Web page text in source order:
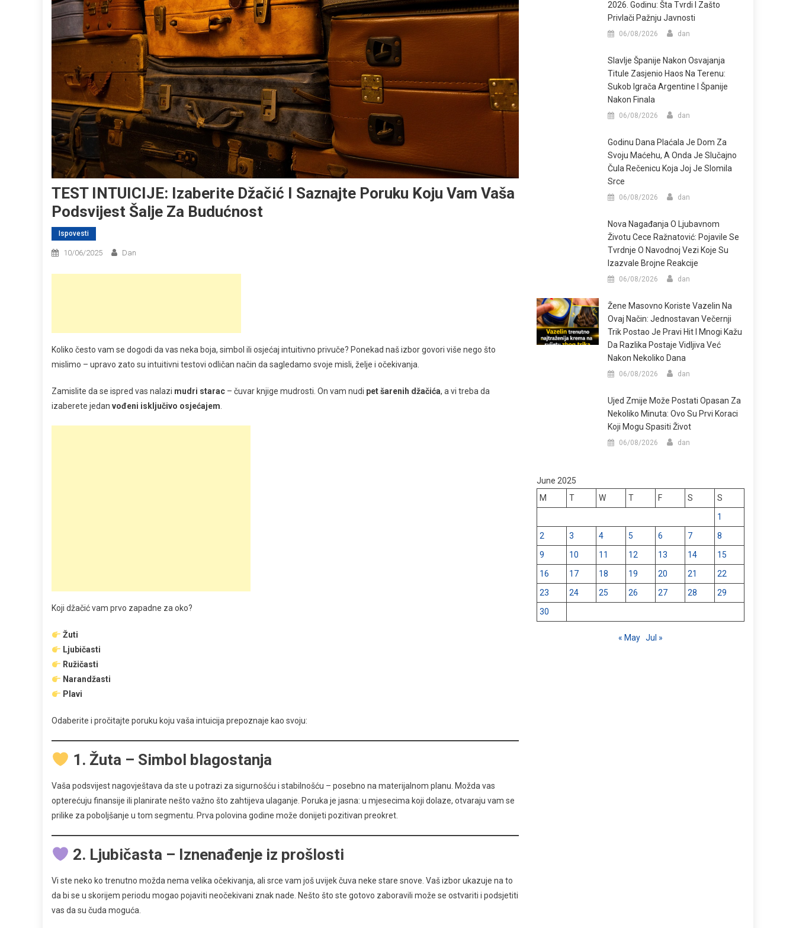
TEST INTUICIJE: Izaberite Džačić I Saznajte Poruku Koju Vam Vaša
Podsvijest Šalje Za Budućnost
Ispovesti
10/06/2025 Dan
Koliko često vam se dogodi da vas neka boja, simbol ili osjećaj intuitivno privuče? Ponekad naš izbor govori više nego što
mislimo – upravo zato su intuitivni testovi odličan način da sagledamo svoje misli, želje i očekivanja.
Zamislite da se ispred vas nalazi mudri starac – čuvar knjige mudrosti. On vam nudi pet šarenih džačića, a vi treba da
izaberete jedan vođeni isključivo osjećajem.
Koji džačić vam prvo zapadne za oko?
Žuti
Ljubičasti
Ružičasti
Narandžasti
Plavi
Odaberite i pročitajte poruku koju vaša intuicija prepoznaje kao svoju:
1. Žuta – Simbol blagostanja
Vaša podsvijest nagovještava da ste u potrazi za sigurnošću i stabilnošću – posebno na materijalnom planu. Možda vas
opterećuju finansije ili planirate nešto važno što zahtijeva ulaganje. Poruka je jasna: u mjesecima koji dolaze, otvaraju vam se
prilike za poboljšanje u tom segmentu. Prva polovina godine može donijeti pozitivan preokret.
2. Ljubičasta – Iznenađenje iz prošlosti
Vi ste neko ko trenutno možda nema velika očekivanja, ali srce vam još uvijek čuva neke stare snove. Vaš izbor ukazuje na to
da bi se u skorijem periodu mogao pojaviti neočekivani znak nade. Nešto što ste gotovo zaboravili može se ostvariti i podsjetiti
vas da su čuda moguća.
2026. Godinu: Šta Tvrdi I Zašto
Privlači Pažnju Javnosti
06/08/2026 dan
Slavlje Španije Nakon Osvajanja
Titule Zasjenio Haos Na Terenu:
Sukob Igrača Argentine I Španije
Nakon Finala
06/08/2026 dan
Godinu Dana Plaćala Je Dom Za
Svoju Maćehu, A Onda Je Slučajno
Čula Rečenicu Koja Joj Je Slomila
Srce
06/08/2026 dan
Nova Nagađanja O Ljubavnom
Životu Cece Ražnatović: Pojavile Se
Tvrdnje O Navodnoj Vezi Koje Su
Izazvale Brojne Reakcije
06/08/2026 dan
Žene Masovno Koriste Vazelin Na
Ovaj Način: Jednostavan Večernji
Trik Postao Je Pravi Hit I Mnogi Kažu
Da Razlika Postaje Vidljiva Već
Nakon Nekoliko Dana
06/08/2026 dan
Ujed Zmije Može Postati Opasan Za
Nekoliko Minuta: Ovo Su Prvi Koraci
Koji Mogu Spasiti Život
06/08/2026 dan
June 2025
M
T W T F S
S
1
2
3 4 5 6 7
8
9
10 11 12 13 14
15
16
17 18 19 20 21
22
23
24 25 26 27 28
29
30
« May Jul »